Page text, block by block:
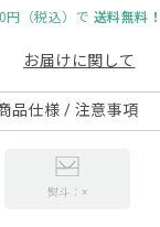
円（税込）で 送料無料！
お届けに関して
品仕様 / 注意事項
熨斗：×